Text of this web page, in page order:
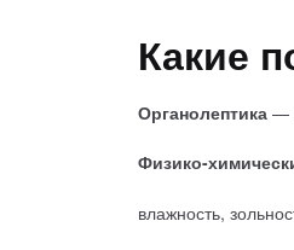
Какие
Органолептика —
Физико-
влажность,